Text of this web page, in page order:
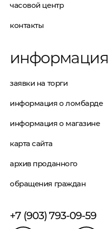
часовой центр
контакты
информация
заявки на торги
информация о ломбарде
информация о магазине
карта сайта
архив проданного
обращения граждан
+7 (903) 793-09-59